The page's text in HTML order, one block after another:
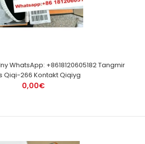
WhatsApp: +8618120605182 Tangmir
Qiqi-266 Kontakt Qiqiyg
0,00€